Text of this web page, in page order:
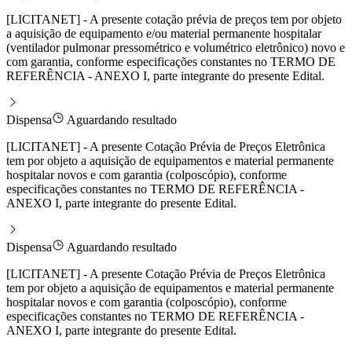
[LICITANET] - A presente cotação prévia de preços tem por objeto
a aquisição de equipamento e/ou material permanente hospitalar
(ventilador pulmonar pressométrico e volumétrico eletrônico) novo e
com garantia, conforme especificações constantes no TERMO DE
REFERÊNCIA - ANEXO I, parte integrante do presente Edital.
Dispensa
Aguardando resultado
[LICITANET] - A presente Cotação Prévia de Preços Eletrônica
tem por objeto a aquisição de equipamentos e material permanente
hospitalar novos e com garantia (colposcópio), conforme
especificações constantes no TERMO DE REFERÊNCIA -
ANEXO I, parte integrante do presente Edital.
Dispensa
Aguardando resultado
[LICITANET] - A presente Cotação Prévia de Preços Eletrônica
tem por objeto a aquisição de equipamentos e material permanente
hospitalar novos e com garantia (colposcópio), conforme
especificações constantes no TERMO DE REFERÊNCIA -
ANEXO I, parte integrante do presente Edital.